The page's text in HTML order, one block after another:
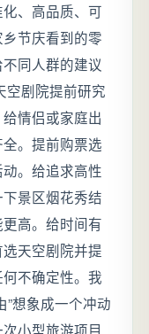
、高品质、可
节庆看到的零
同人群的建议
空剧院提前研究
情侣或家庭出
。提前购票选
。给追求高性
景区烟花秀结
高。给时间有
天空剧院并提
不确定性。我
”想象成一个冲动
小型旅游项目